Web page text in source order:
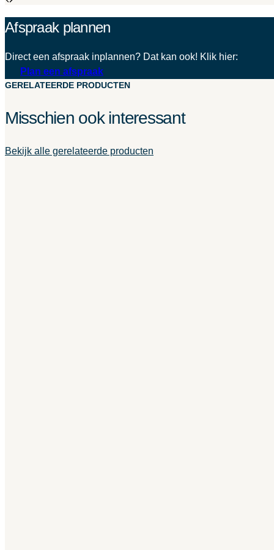
Afspraak plannen
Direct een afspraak inplannen? Dat kan ook! Klik hier:
Plan een afspraak
GERELATEERDE PRODUCTEN
Misschien ook interessant
Bekijk alle gerelateerde producten